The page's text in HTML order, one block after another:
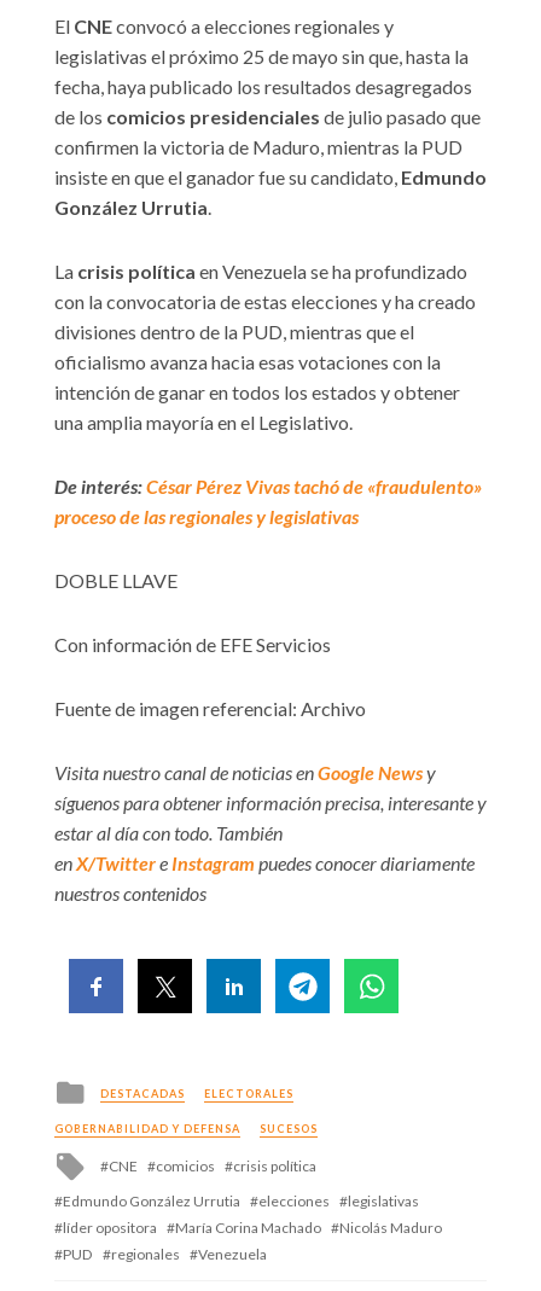
El CNEconvocó a elecciones regionales y
legislativas el próximo 25 de mayo sin que, hasta la
fecha, haya publicado los resultados desagregados
de los comicios presidenciales de julio pasado que
confirmen la victoria de Maduro, mientras la PUD
insiste en que el ganador fue su candidato, Edmundo
González Urrutia.
La crisis política en Venezuela se ha profundizado
con la convocatoria de estas elecciones y ha creado
divisiones dentro de la PUD, mientras que el
oficialismo avanza hacia esas votaciones con la
intención de ganar en todos los estados y obtener
una amplia mayoría en el Legislativo.
De interés:César Pérez Vivas tachó de «fraudulento»
proceso de las regionales y legislativas
DOBLE LLAVE
Con información de EFE Servicios
Fuente de imagen referencial: Archivo
Visita nuestro canal de noticias enGoogle Newsy
síguenos para obtener información precisa, interesante y
estar al día con todo. También
enX/Twittere Instagram puedes conocer diariamente
nuestros contenidos
Posted
in
DESTACADAS ELECTORALES
GOBERNABILIDAD Y DEFENSA SUCESOS
Tagged
CNE comicios
crisis política
Edmundo González Urrutia
elecciones
legislativas
líder opositora
María Corina Machado
Nicolás Maduro
PUD
regionales Venezuela